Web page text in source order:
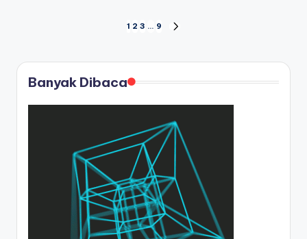
pos
1 2 3 … 9
Banyak Dibaca